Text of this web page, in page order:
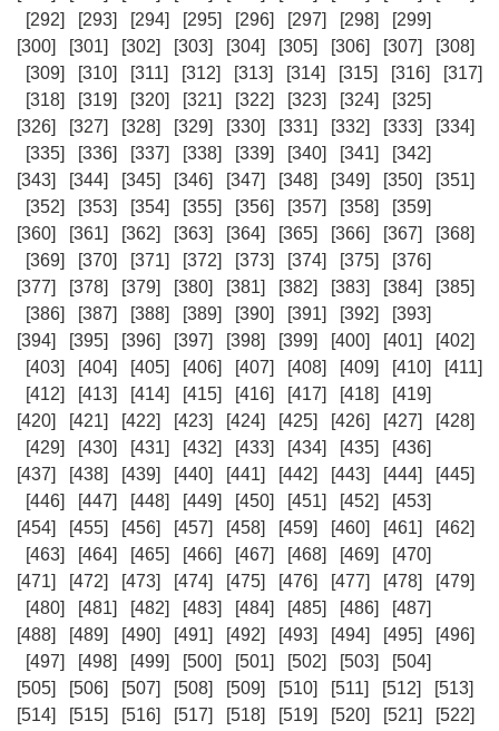
[292]
[293] [294] [295] [296] [297] [298]
[299]
[300]
[301] [302] [303] [304] [305] [306] [307]
[308]
[309]
[310] [311] [312] [313] [314] [315] [316]
[317]
[318]
[319] [320] [321] [322] [323] [324]
[325]
[326]
[327] [328] [329] [330] [331] [332] [333]
[334]
[335]
[336] [337] [338] [339] [340] [341]
[342]
[343]
[344] [345] [346] [347] [348] [349] [350]
[351]
[352]
[353] [354] [355] [356] [357] [358]
[359]
[360]
[361] [362] [363] [364] [365] [366] [367]
[368]
[369]
[370] [371] [372] [373] [374] [375]
[376]
[377]
[378] [379] [380] [381] [382] [383] [384]
[385]
[386]
[387] [388] [389] [390] [391] [392]
[393]
[394]
[395] [396] [397] [398] [399] [400] [401]
[402]
[403]
[404] [405] [406] [407] [408] [409] [410]
[411]
[412]
[413] [414] [415] [416] [417] [418]
[419]
[420]
[421] [422] [423] [424] [425] [426] [427]
[428]
[429]
[430] [431] [432] [433] [434] [435]
[436]
[437]
[438] [439] [440] [441] [442] [443] [444]
[445]
[446]
[447] [448] [449] [450] [451] [452]
[453]
[454]
[455] [456] [457] [458] [459] [460] [461]
[462]
[463]
[464] [465] [466] [467] [468] [469]
[470]
[471]
[472] [473] [474] [475] [476] [477] [478]
[479]
[480]
[481] [482] [483] [484] [485] [486]
[487]
[488]
[489] [490] [491] [492] [493] [494] [495]
[496]
[497]
[498] [499] [500] [501] [502] [503]
[504]
[505]
[506] [507] [508] [509] [510] [511] [512]
[513]
[514]
[515] [516] [517] [518] [519] [520] [521]
[522]